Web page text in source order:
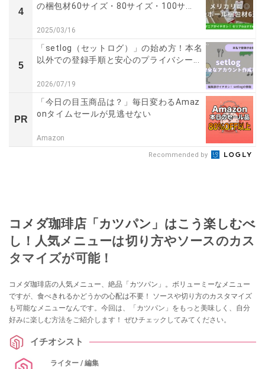
4
の梱包材60サイズ・80サイズ・100サ...
2025/03/16
5
「setlog（セットログ）」の始め方！本名
以外での登録手順と安心のプライバシー...
2026/07/19
PR
「今日の目玉商品は？」毎日変わるAmaz
onタイムセールが見逃せない
Amazon
Recommended by
コメダ珈琲店「カツパン」はこう楽しむべ
し！人気メニューは切り方やソースのカス
タマイズが可能！
コメダ珈琲店の人気メニュー、絶品「カツパン」。ボリューミーなメニュー
ですが、食べきれるかどうかの心配は不要！ ソースや切り方のカスタマイズ
も可能なメニューなんです。今回は、「カツパン」をもっと美味しく、自分
好みに楽しむ方法をご紹介します！ ぜひチェックしてみてください。
イチオシスト
ライター / 編集